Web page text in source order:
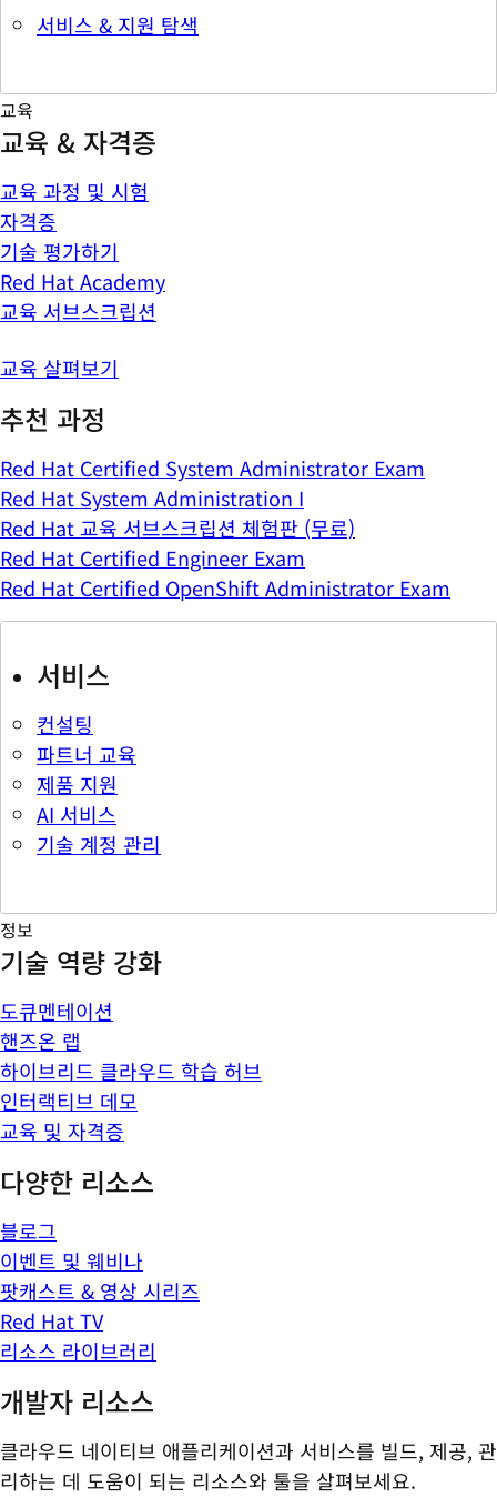
서비스 & 지원 탐색
교육
교육 & 자격증
교육 과정 및 시험
자격증
기술 평가하기
Red Hat Academy
교육 서브스크립션
교육 살펴보기
추천 과정
Red Hat Certified System Administrator Exam
Red Hat System Administration I
Red Hat 교육 서브스크립션 체험판 (무료)
Red Hat Certified Engineer Exam
Red Hat Certified OpenShift Administrator Exam
서비스
컨설팅
파트너 교육
제품 지원
AI 서비스
기술 계정 관리
정보
기술 역량 강화
도큐멘테이션
핸즈온 랩
하이브리드 클라우드 학습 허브
인터랙티브 데모
교육 및 자격증
다양한 리소스
블로그
이벤트 및 웨비나
팟캐스트 & 영상 시리즈
Red Hat TV
리소스 라이브러리
개발자 리소스
클라우드 네이티브 애플리케이션과 서비스를 빌드, 제공, 관
리하는 데 도움이 되는 리소스와 툴을 살펴보세요.